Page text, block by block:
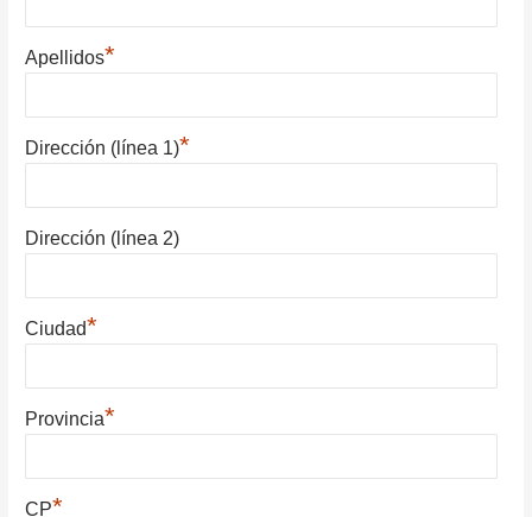
Apellidos*
Dirección (línea 1)*
Dirección (línea 2)
Ciudad*
Provincia*
CP*